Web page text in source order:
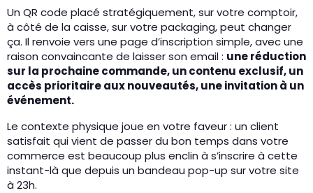
Un QR code placé stratégiquement, sur votre comptoir,
à côté de la caisse, sur votre packaging, peut changer
ça. Il renvoie vers une page d’inscription simple, avec une
raison convaincante de laisser son email : une réduction
sur la prochaine commande, un contenu exclusif, un
accès prioritaire aux nouveautés, une invitation à un
événement.
Le contexte physique joue en votre faveur : un client
satisfait qui vient de passer du bon temps dans votre
commerce est beaucoup plus enclin à s’inscrire à cette
instant-là que depuis un bandeau pop-up sur votre site
à 23h.